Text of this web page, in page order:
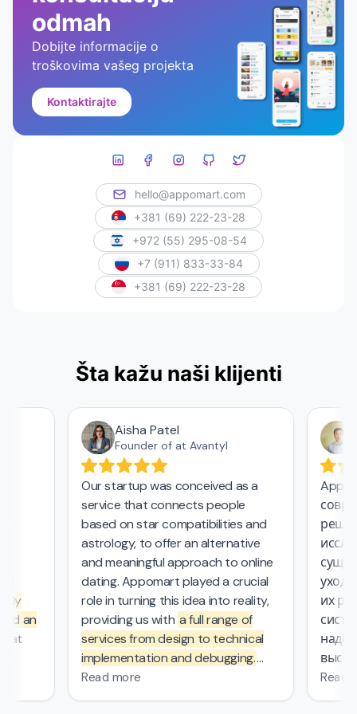
odmah
Dobijte informacije o
troškovima vašeg projekta
Kontaktirajte
hello@appomart.com
+381 (69) 222-23-28
+972 (55) 295-08-54
+7 (911) 833-33-84
+381 (69) 222-23-28
Šta kažu naši klijenti
an
Aisha Patel
Founder of at Avantyl
Our startup was conceived as a
service that connects people
based on star compatibilities and
astrology, to offer an alternative
and meaningful approach to online
dating. Appomart played a crucial
role in turning this idea into reality,
providing us witha full range of
services from design to technical
implementation and debugging.
They managed the complex
mathematical computations
Read more
ухода
их
Read